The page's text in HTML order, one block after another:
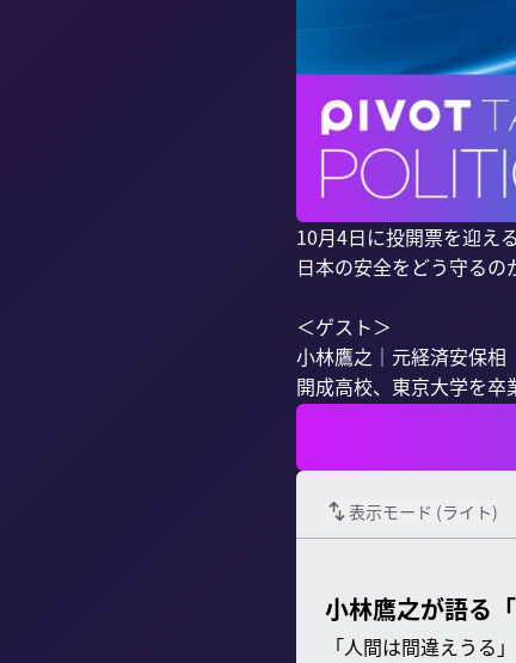
10月4日に投開票を迎え
日本の安全をどう守るの
＜ゲスト＞
小林鷹之｜元経済安保相
開成高校、東京大学を
表示モード (ライト)
小林鷹之が語る
「人間は間違えうる